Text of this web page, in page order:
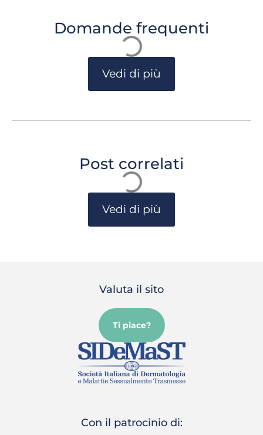
Domande frequenti
Vedi di più
Post correlati
Vedi di più
Valuta il sito
Ti piace?
Con il patrocinio di: